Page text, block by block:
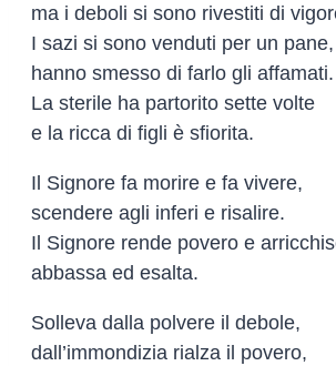
ma i deboli si sono rivestiti di
I sazi si sono venduti per un pane,
hanno smesso di farlo gli affamati.
La sterile ha partorito sette volte
e la ricca di figli è sfiorita.
Il Signore fa morire e fa vivere,
scendere agli inferi e risalire.
Il Signore rende povero e
abbassa ed esalta.
Solleva dalla polvere il debole,
dall’immondizia rialza il povero,